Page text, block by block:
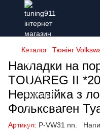
Каталог Тюнінг
Накладки на
TOUAREG II
Нержавійка з
Фольксваген
Артикул: P-VW31 nn.